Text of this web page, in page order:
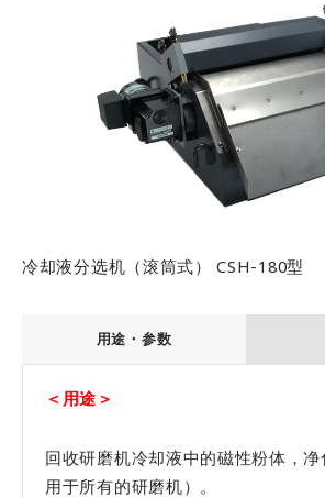
重点行
开发环
冷却液分选机（滚筒式） CSH-180型
用途・参数
＜用途＞
回收研磨机冷却液中的磁性粉体，
用于所有的研磨机）。